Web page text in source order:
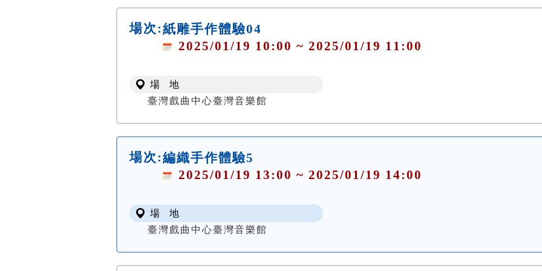
場次:紙雕手作體驗04
2025/01/19 10:00 ~ 2025/01/19 11:00
場 地
臺灣戲曲中心臺灣音樂館
場次:編織手作體驗5
2025/01/19 13:00 ~ 2025/01/19 14:00
場 地
臺灣戲曲中心臺灣音樂館